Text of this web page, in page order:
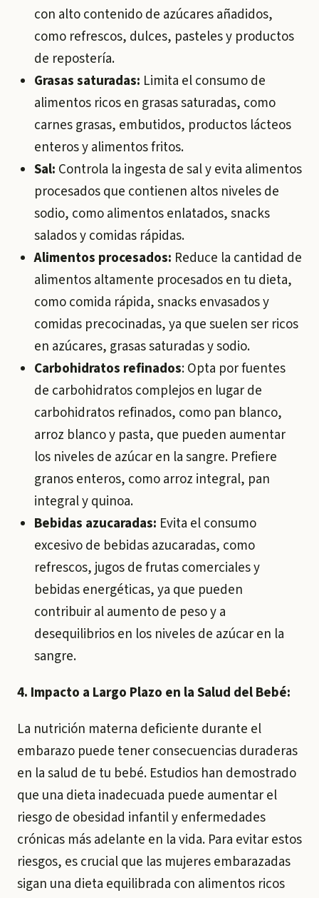
con alto contenido de azúcares añadidos,
como refrescos, dulces, pasteles y productos
de repostería.
Grasas saturadas: Limita el consumo de
alimentos ricos en grasas saturadas, como
carnes grasas, embutidos, productos lácteos
enteros y alimentos fritos.
Sal: Controla la ingesta de sal y evita alimentos
procesados que contienen altos niveles de
sodio, como alimentos enlatados, snacks
salados y comidas rápidas.
Alimentos procesados: Reduce la cantidad de
alimentos altamente procesados en tu dieta,
como comida rápida, snacks envasados y
comidas precocinadas, ya que suelen ser ricos
en azúcares, grasas saturadas y sodio.
Carbohidratos refinados: Opta por fuentes
de carbohidratos complejos en lugar de
carbohidratos refinados, como pan blanco,
arroz blanco y pasta, que pueden aumentar
los niveles de azúcar en la sangre. Prefiere
granos enteros, como arroz integral, pan
integral y quinoa.
Bebidas azucaradas: Evita el consumo
excesivo de bebidas azucaradas, como
refrescos, jugos de frutas comerciales y
bebidas energéticas, ya que pueden
contribuir al aumento de peso y a
desequilibrios en los niveles de azúcar en la
sangre.
4. Impacto a Largo Plazo en la Salud del Bebé:
La nutrición materna deficiente durante el
embarazo puede tener consecuencias duraderas
en la salud de tu bebé. Estudios han demostrado
que una dieta inadecuada puede aumentar el
riesgo de obesidad infantil y enfermedades
crónicas más adelante en la vida. Para evitar estos
riesgos, es crucial que las mujeres embarazadas
sigan una dieta equilibrada con alimentos ricos